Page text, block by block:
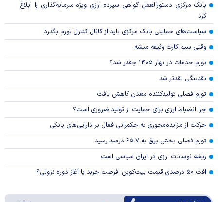
بانک مرکزی دستورالعمل گواهی سپرده ارزی ویژه سرمایه‌گذاری را ابلاغ
کرد
سیاست‌های حمایتی بانک مرکزی باید از کانال کنترل تورم بگذرد
وقتی سیم کارت وثیقه میشه
تورم خدمات در بهار ۱۴۰۵ چقدر شد؟
نقدینگی نقدتر شد
تورم فصلی تولیدکننده معدن کاهش یافت
چرا انضباط ارزی برای حمایت از تولید ضروری است؟
حرکت از مزایده‌محوری به حکمرانی فعال بر دارایی‌های بانکی
تورم فصلی بخش برق به ۶۵.۷ درصد رسید
ریشه نوسانات ارزی در ایران سیاسی است
افت ۵۰ درصدی قیمت بیت‌کوین؛ فرصت خرید یا آغاز دوره نزولی؟